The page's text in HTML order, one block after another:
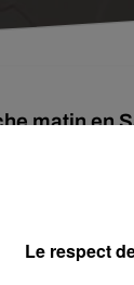
matin en
avoir
lancé un
Le respect